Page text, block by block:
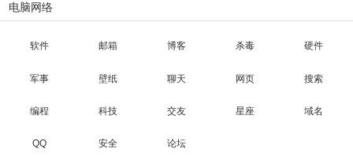
电脑网络
软件 邮箱 博客 杀毒 硬件
军事 壁纸 聊天 网页 搜索
编程 科技 交友 星座 域名
QQ 安全 论坛